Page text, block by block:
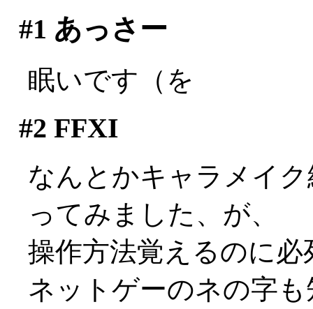
#1 あっさー
眠いです（を
#2 FFXI
なんとかキャラメイ
ってみました、が、
操作方法覚えるのに必
ネットゲーのネの字